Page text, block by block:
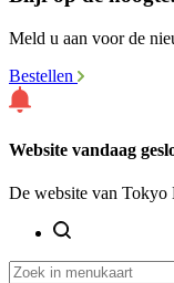
Meld u aan voor de
Bestellen
Website vandaag
De website van Tokyo